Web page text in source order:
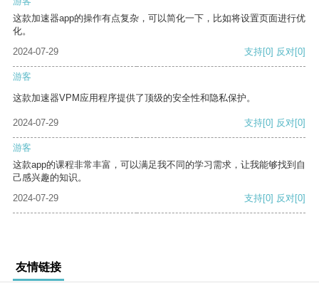
这款加速器app的操作有点复杂，可以简化一下，比如将设置页面进行优
化。
2024-07-29
支持[0] 反对[0]
游客
这款加速器VPM应用程序提供了顶级的安全性和隐私保护。
2024-07-29 支持[0] 反对[0]
游客
这款app的课程非常丰富，可以满足我不同的学习需求，让我能够找到自
己感兴趣的知识。
2024-07-29
支持[0] 反对[0]
友情链接